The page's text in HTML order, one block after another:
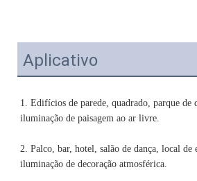
Aplicativo
1. Edifícios de parede, quadrado, parque de
2. Palco, bar, hotel, salão de dança, local de